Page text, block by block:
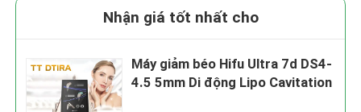
Nhận giá tốt nhất cho
Máy giảm béo Hifu Ultra 7d DS4-
4.5 5mm Di động Lipo Cavitation